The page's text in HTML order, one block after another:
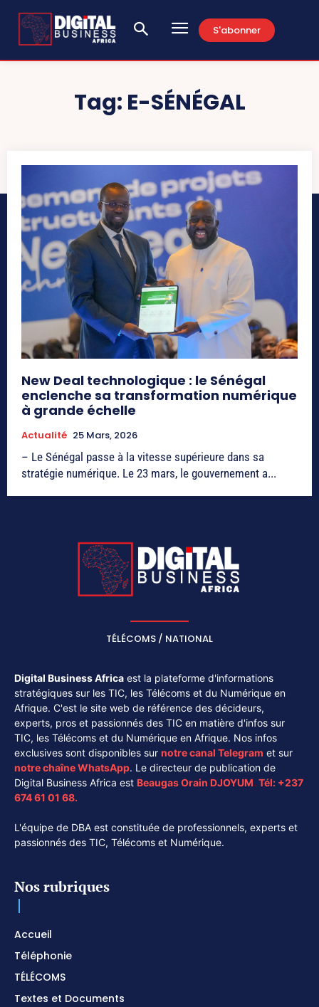
S'abonner
Tag: E-SÉNÉGAL
New Deal technologique : le Sénégal
enclenche sa transformation numérique
à grande échelle
Actualité 25 Mars, 2026
– Le Sénégal passe à la vitesse supérieure dans sa
stratégie numérique. Le 23 mars, le gouvernement a...
TÉLÉCOMS / NATIONAL
Digital Business Africa est la plateforme d'informations
stratégiques sur les TIC, les Télécoms et du Numérique en
Afrique. C'est le site web de référence des décideurs,
experts, pros et passionnés des TIC en matière d'infos sur
TIC, les Télécoms et du Numérique en Afrique. Nos infos
exclusives sont disponibles sur notre canal Telegram et sur
notre chaîneWhatsApp. Le directeur de publication de
Digital Business Africa est Beaugas Orain DJOYUM. Tél: +237
674 61 01 68.
L'équipe de DBA est constituée de professionnels, experts et
passionnés des TIC, Télécoms et Numérique.
Nos rubriques
Accueil
Téléphonie
TÉLÉCOMS
Textes et Documents